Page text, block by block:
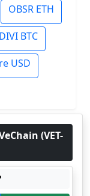
OBSR ETH
DIVI BTC
USD
(VET-